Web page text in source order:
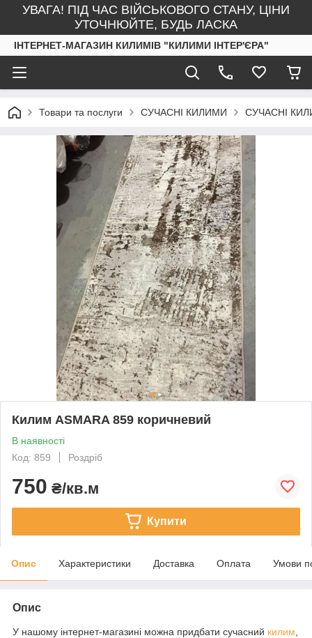
УВАГА! ПІД ЧАС ВІЙСЬКОВОГО СТАНУ, ЦІНИ
УТОЧНЮЙТЕ, БУДЬ ЛАСКА
ІНТЕРНЕТ-МАГАЗИН КИЛИМІВ "КИЛИМИ ІНТЕР'ЄРА"
Товари та послуги СУЧАСНІ КИЛИМИ СУЧАСНІ
Килим ASMARA 859 коричневий
В наявності
Код: 859
Роздріб
750 ₴/кв.м
Купити
Опис Характеристики Доставка Оплата Умови
Опис
У нашому інтернет-магазині можна придбати сучасний килим